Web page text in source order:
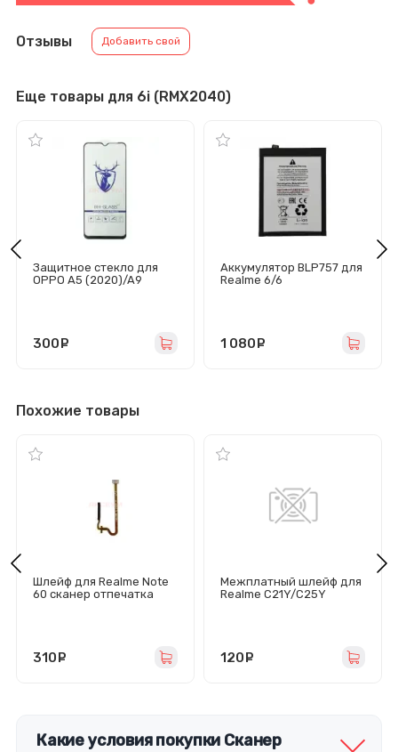
Отзывы Добавить свой
Еще товары для 6i (RMX2040)
Защитное стекло для
OPPO A5 (2020)/A9
300
Аккумулятор BLP757 для
Realme 6/6
1 080
Похожие товары
Шлейф для Realme Note
60 сканер отпечатка
310
Межплатный шлейф для
Realme C21Y/C25Y
120
Какие условия покупки Сканер